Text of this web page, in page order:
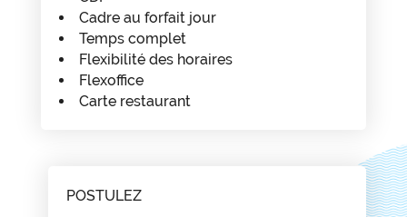
Cadre au forfait jour
Temps complet
Flexibilité des horaires
Flexoffice
Carte restaurant
POSTULEZ